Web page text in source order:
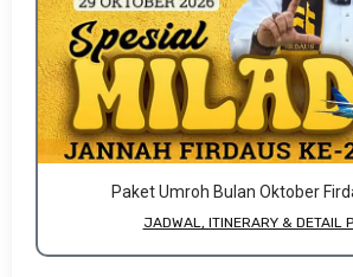
Paket Umroh Bulan Oktober
JADWAL, ITINERARY & DETAIL